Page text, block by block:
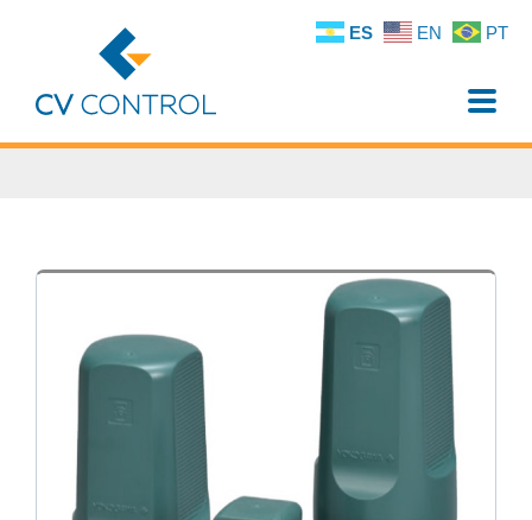
Toggle
ES EN PT